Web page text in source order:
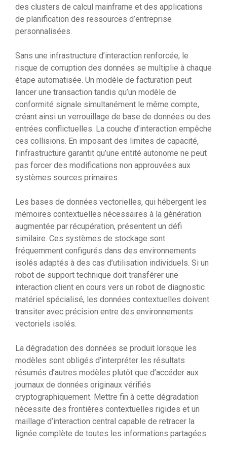
des clusters de calcul mainframe et des applications
de planification des ressources d’entreprise
personnalisées.
Sans une infrastructure d’interaction renforcée, le
risque de corruption des données se multiplie à chaque
étape automatisée. Un modèle de facturation peut
lancer une transaction tandis qu’un modèle de
conformité signale simultanément le même compte,
créant ainsi un verrouillage de base de données ou des
entrées conflictuelles. La couche d’interaction empêche
ces collisions. En imposant des limites de capacité,
l’infrastructure garantit qu’une entité autonome ne peut
pas forcer des modifications non approuvées aux
systèmes sources primaires.
Les bases de données vectorielles, qui hébergent les
mémoires contextuelles nécessaires à la génération
augmentée par récupération, présentent un défi
similaire. Ces systèmes de stockage sont
fréquemment configurés dans des environnements
isolés adaptés à des cas d’utilisation individuels. Si un
robot de support technique doit transférer une
interaction client en cours vers un robot de diagnostic
matériel spécialisé, les données contextuelles doivent
transiter avec précision entre des environnements
vectoriels isolés.
La dégradation des données se produit lorsque les
modèles sont obligés d’interpréter les résultats
résumés d’autres modèles plutôt que d’accéder aux
journaux de données originaux vérifiés
cryptographiquement. Mettre fin à cette dégradation
nécessite des frontières contextuelles rigides et un
maillage d’interaction central capable de retracer la
lignée complète de toutes les informations partagées.